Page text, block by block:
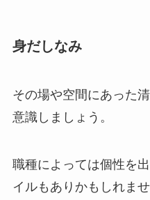
身だしなみ
その場や空間にあった
意識しましょう。
職種によっては個性を
イルもありかもしれま